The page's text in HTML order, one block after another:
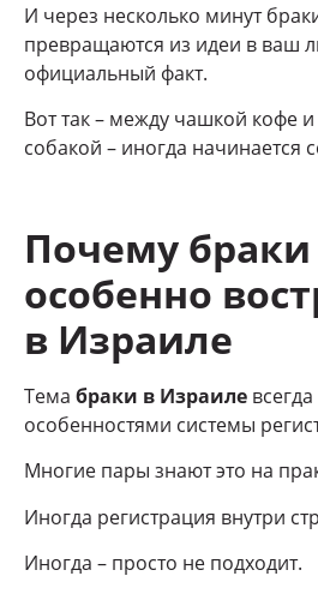
И через несколько минут
превращаются из идеи в ваш
официальный факт.
Вот так – между чашкой кофе и
собакой – иногда начинается
Почему
особенно
в Израиле
Тема браки в Израиле
особенностями системы
Многие пары знают это на
Иногда регистрация внутри
Иногда – просто не подходит.